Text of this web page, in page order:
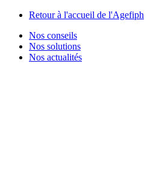
Retour à l'accueil de l'Agefiph
Nos conseils
Nos solutions
Nos actualités